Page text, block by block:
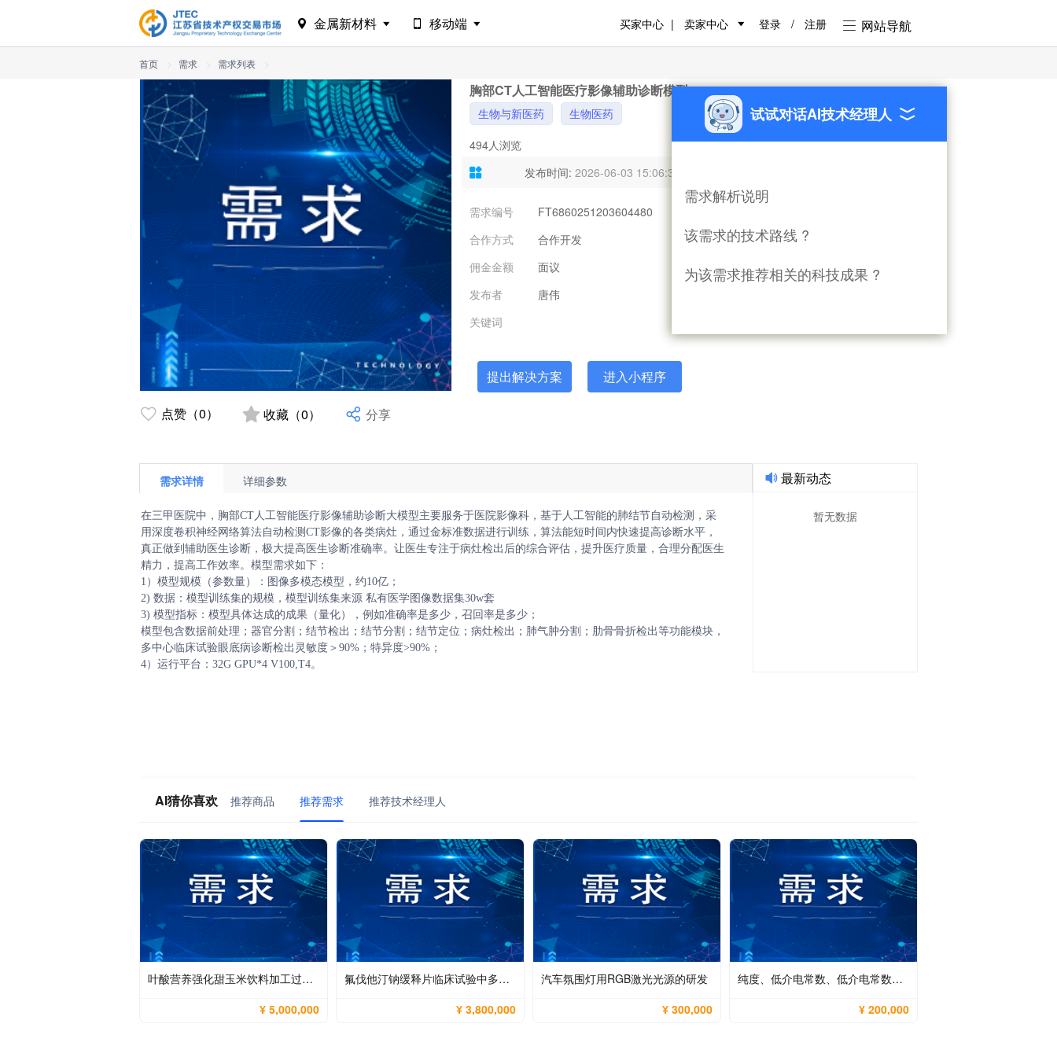
金属新材料 移动端 登录 / 注册 网站导航
买家中心 卖家中心
首页 需求 需求列表
点赞（0） 收藏（0） 分享
胸部CT人工智能医疗影像辅助诊断模型
生物与新医药
生物医药
494人浏览
发布时间: 2026-06-03 15:06:35
需求编号 FT6860251203604480
合作方式
合作开发 意向投入 面议
佣金金额 面议 联系方式 139xxxx6790 【点击查看】
发布者
唐伟
关键词
提出解决方案 进入小程序
需求详情 详细参数
在三甲医院中，胸部CT人工智能医疗影像辅助诊断大模型主要服务于医院影像科，基于人工智能的肺结节自动检测，采
用深度卷积神经网络算法自动检测CT影像的各类病灶，通过金标准数据进行训练，算法能短时间内快速提高诊断水平，
真正做到辅助医生诊断，极大提高医生诊断准确率。让医生专注于病灶检出后的综合评估，提升医疗质量，合理分配医生
精力，提高工作效率。模型需求如下：
1）模型规模（参数量）：图像多模态模型，约10亿；
2) 数据：模型训练集的规模，模型训练集来源 私有医学图像数据集30w套
3) 模型指标：模型具体达成的成果（量化），例如准确率是多少，召回率是多少；
模型包含数据前处理；器官分割；结节检出；结节分割；结节定位；病灶检出；肺气肿分割；肋骨骨折检出等功能模块，
多中心临床试验眼底病诊断检出灵敏度＞90%；特异度>90%；
4）运行平台：32G GPU*4 V100,T4。
最新动态
暂无数据
AI猜你喜欢 推荐商品 推荐需求 推荐技术经理人
叶酸营养强化甜玉米饮料加工过程中天然叶酸的最大化保全与产品稳定性控制
¥ 5,000,000
氟伐他汀钠缓释片临床试验中多峰吸收特征捕捉、高变异性控制与高灵敏宽线性检测方法开发
¥ 3,800,000
汽车氛围灯用RGB激光光源的研发
¥ 300,000
纯度、低介电常数、低介电常数二氧化硅粉末的制备技术
¥ 200,000
试试对话AI技术经理人
需求解析说明
该需求的技术路线 ?
为该需求推荐相关的科技成果 ?